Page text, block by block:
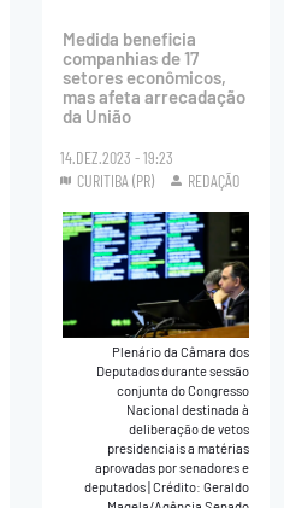
Medida beneficia
companhias de 17
setores econômicos,
mas afeta arrecadação
da União
14.DEZ.2023 - 19:23
CURITIBA (PR)
REDAÇÃO
Plenário da Câmara dos
Deputados durante sessão
conjunta do Congresso
Nacional destinada à
deliberação de vetos
presidenciais a matérias
aprovadas por senadores e
deputados|Crédito: Geraldo